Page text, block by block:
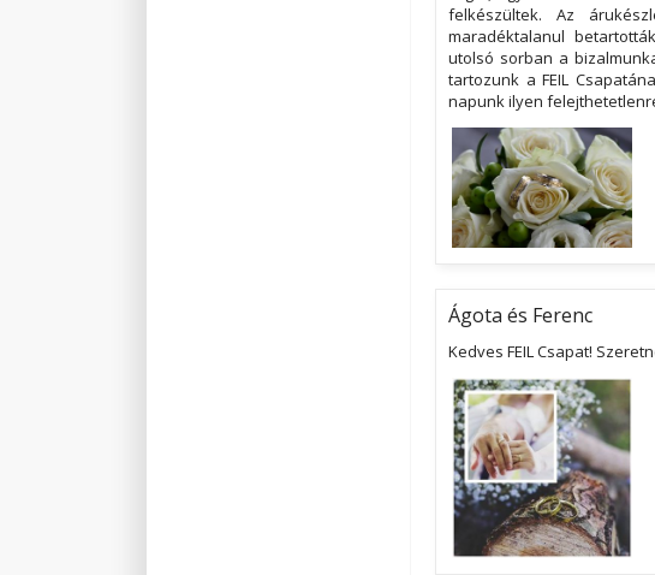
felkészültek. Az
maradéktalanul
utolsó sorban a
tartozunk a FEIL
napunk ilyen
Ágota és Ferenc
Kedves FEIL Csapat!